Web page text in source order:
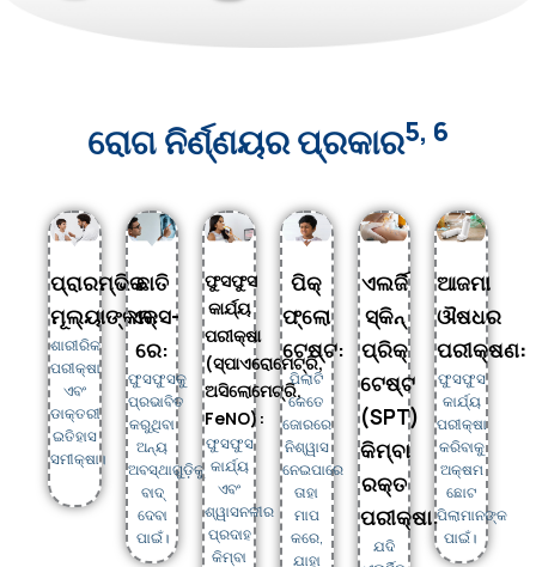
ରୋଗ ନିର୍ଣ୍ଣୟର ପ୍ରକାର5, 6
ପ୍ରାରମ୍ଭିକ
ମୂଲ୍ୟାଙ୍କନ:
ଶାରୀରିକ
ପରୀକ୍ଷା
ଏବଂ
ଡାକ୍ତରୀ
ଇତିହାସ
ସମୀକ୍ଷା।
ଛାତି
ଏକ୍ସ-
ରେ:
ଫୁସଫୁସକୁ
ପ୍ରଭାବିତ
କରୁଥିବା
ଅନ୍ୟ
ଅବସ୍ଥାଗୁଡ଼ିକୁ
ବାଦ୍
ଦେବା
ପାଇଁ।
ଫୁସଫୁସ
କାର୍ଯ୍ୟ
ପରୀକ୍ଷା
(ସ୍ପାଏରୋମେଟ୍ରି,
ଅସିଲୋମେଟ୍ରି,
FeNO):
ଫୁସଫୁସ
କାର୍ଯ୍ୟ
ଏବଂ
ଶ୍ୱାସନଳୀର
ପ୍ରଦାହ
କିମ୍ବା
ପିକ୍
ଫ୍ଲୋ
ଟେଷ୍ଟ:
ପିଲାଟି
କେତେ
ଜୋରରେ
ନିଶ୍ୱାସ
ନେଇପାରେ
ତାହା
ମାପ
କରେ,
ଯାହା
ଏଲର୍ଜି
ସ୍କିନ୍
ପ୍ରିକ୍
ଟେଷ୍ଟ
(SPT)
କିମ୍ବା
ରକ୍ତ
ପରୀକ୍ଷା:
ଯଦି
ଆଜମା
ଔଷଧର
ପରୀକ୍ଷଣ:
ଫୁସଫୁସ
କାର୍ଯ୍ୟ
ପରୀକ୍ଷା
କରିବାକୁ
ଅକ୍ଷମ
ଛୋଟ
ପିଲାମାନଙ୍କ
ପାଇଁ।